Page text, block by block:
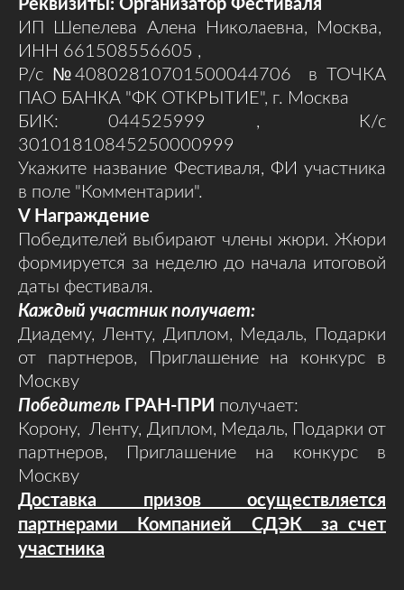
ИП Шепелева Алена Николаевна, Москва,
ИНН 661508556605 ,
Р/с №40802810701500044706 в ТОЧКА
ПАО БАНКА "ФК ОТКРЫТИЕ", г. Москва
БИК: 044525999 , К/с
30101810845250000999
Укажите название Фестиваля, ФИ участника
в поле "Комментарии".
VНаграждение
Победителей выбирают члены жюри. Жюри
формируется за неделю до начала итоговой
даты фестиваля.
Каждый участник получает:
Диадему, Ленту, Диплом, Медаль, Подарки
от партнеров, Приглашение на конкурс в
Москву
Победитель ГРАН-ПРИ получает:
Корону, Ленту, Диплом, Медаль, Подарки от
партнеров, Приглашение на конкурс в
Москву
Доставка призов осуществляется
партнерами Компанией СДЭК за счет
участника